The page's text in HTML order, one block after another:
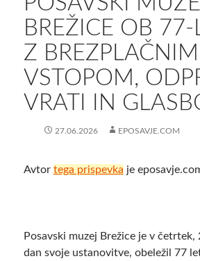
BREŽICE OB 77-
Z BREZPLAČNIM
VSTOPOM,
VRATI IN
27.06.2026 EPOSAVJE.COM
Avtor tega prispevka je
Posavski muzej Brežice je v
dan svoje ustanovitve, obeležil 77